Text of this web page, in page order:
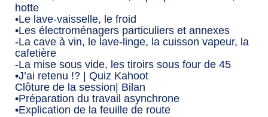
hotte
•Le lave-vaisselle, le froid
•Les électroménagers particuliers et annexes
-La cave à vin, le lave-linge, la cuisson vapeur, la
cafetière
-La mise sous vide, les tiroirs sous four de 45
•J’ai retenu !? | Quiz Kahoot
Clôture de la session| Bilan
•Préparation du travail asynchrone
•Explication de la feuille de route